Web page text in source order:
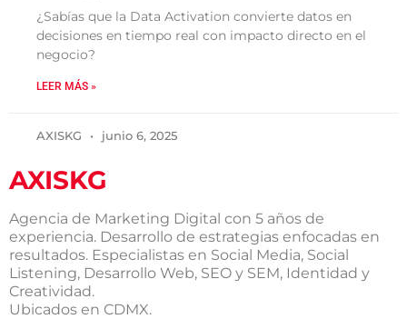
¿Sabías que la Data Activation convierte datos en
decisiones en tiempo real con impacto directo en el
negocio?
LEER MÁS »
AXISKG junio 6, 2025
AXISKG
Agencia de Marketing Digital con 5 años de
experiencia. Desarrollo de estrategias enfocadas en
resultados. Especialistas en Social Media, Social
Listening, Desarrollo Web, SEO y SEM, Identidad y
Creatividad.
Ubicados en CDMX.